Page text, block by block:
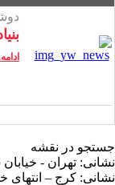
دوشنبه
جستجو در نقشه
نشانی: تهران - خیابان
نشانی: کرج – انتهای